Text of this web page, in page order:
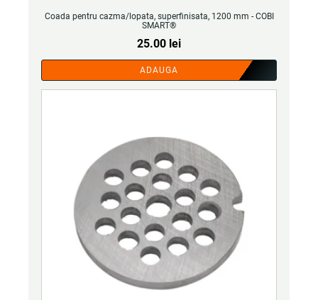
Coada pentru cazma/lopata, superfinisata, 1200 mm - COBI
SMART®
25.00 lei
ADAUGA